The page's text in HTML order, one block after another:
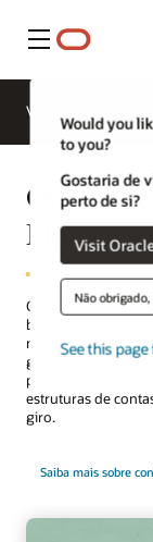
Menu
Would you
to you?
Gostaria de
perto de si?
Visit
Não
See this
Visão geral
Oracle
O Oracle Banking
bancários
nuvem de última
gerenciamento de
permitindo que
estruturas de
giro.
Saiba mais sobre